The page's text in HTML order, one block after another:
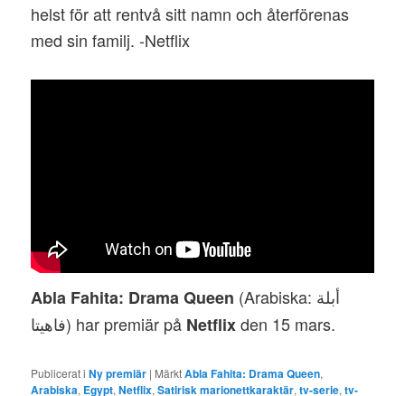
helst för att rentvå sitt namn och återförenas
med sin familj. -Netflix
Abla Fahita: Drama Queen (Arabiska: أبلة
فاهيتا‎) har premiär på Netflixden 15 mars.
Publicerat i Ny premiär | MärktAbla Fahita: Drama Queen,
Arabiska, Egypt,Netflix,Satirisk marionettkaraktär,tv-serie,tv-